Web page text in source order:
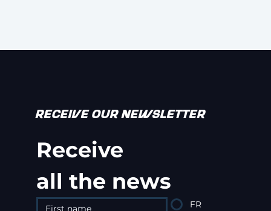
RECEIVE OUR NEWSLETTER
Receive
all the news
FR